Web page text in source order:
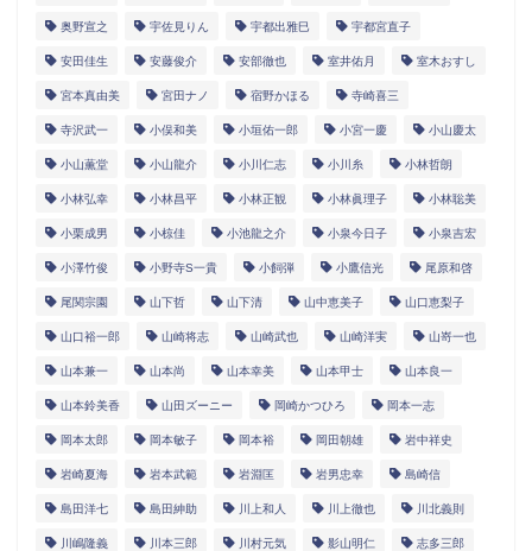
奥野宣之 宇佐見りん 宇都出雅巳 宇都宮直子
安田佳生 安藤俊介 安部徹也 室井佑月 室木おすし
宮本真由美 宮田ナノ 宿野かほる 寺崎喜三
寺沢武一 小俣和美 小垣佑一郎 小宮一慶 小山慶太
小山薫堂 小山龍介 小川仁志 小川糸 小林哲朗
小林弘幸 小林昌平 小林正観 小林眞理子 小林聡美
小栗成男 小椋佳 小池龍之介 小泉今日子 小泉吉宏
小澤竹俊 小野寺S一貴 小飼弾 小鷹信光 尾原和啓
尾関宗園 山下哲 山下清 山中恵美子 山口恵梨子
山口裕一郎 山崎将志 山崎武也 山崎洋実 山嵜一也
山本兼一 山本尚 山本幸美 山本甲士 山本良一
山本鈴美香 山田ズーニー 岡崎かつひろ 岡本一志
岡本太郎 岡本敏子 岡本裕 岡田朝雄 岩中祥史
岩崎夏海 岩本武範 岩淵匡 岩男忠幸 島崎信
島田洋七 島田紳助 川上和人 川上徹也 川北義則
川嶋隆義 川本三郎 川村元気 影山明仁 志多三郎